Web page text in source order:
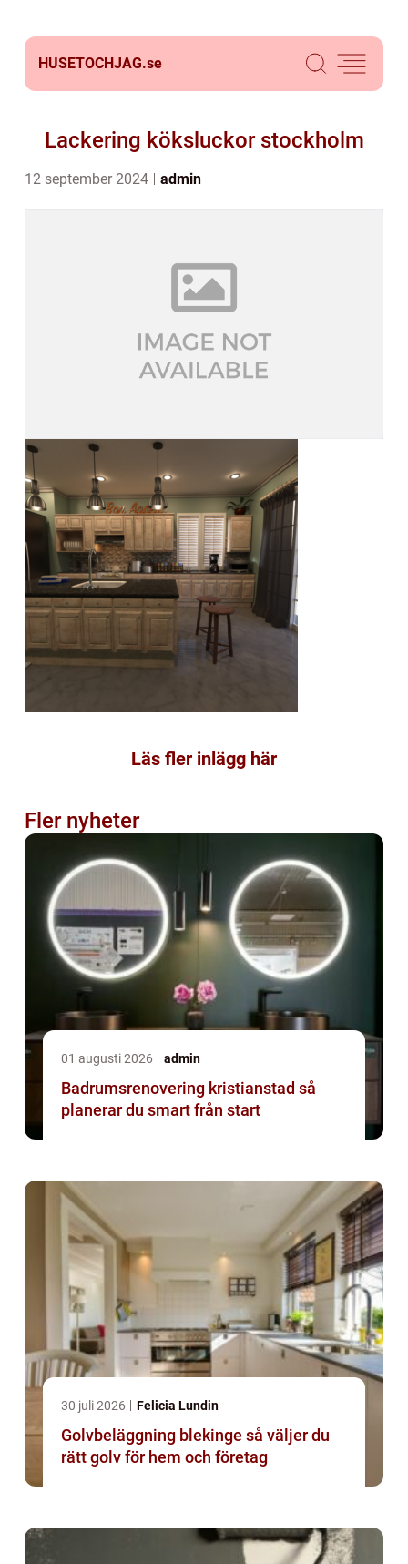
HUSETOCHJAG.se
Lackering köksluckor stockholm
12 september 2024 admin
Läs fler inlägg här
Fler nyheter
01 augusti 2026 admin
Badrumsrenovering kristianstad så
planerar du smart från start
30 juli 2026 Felicia Lundin
Golvbeläggning blekinge så väljer du
rätt golv för hem och företag